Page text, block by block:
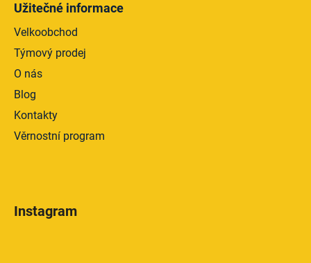
Užitečné informace
Velkoobchod
Týmový prodej
O nás
Blog
Kontakty
Věrnostní program
Instagram